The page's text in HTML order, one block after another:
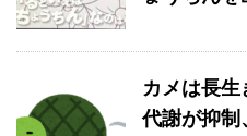
カメは長生
代謝が抑制